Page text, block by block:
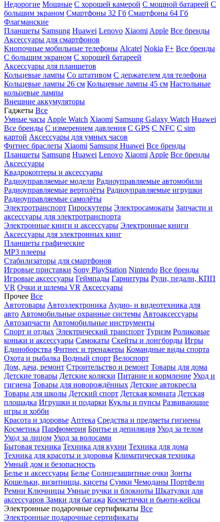
Недорогие Мощные С хорошей камерой С мощной батареей С
большим экраном Смартфоны 32 Гб Смартфоны 64 Гб
Флагманские
Планшеты Samsung Huawei Lenovo Xiaomi Apple Все бренды
Аксессуары для смартфонов
Кнопочные мобильные телефоны Alcatel Nokia F+ Все бренды
С большим экраном С хорошей батареей
Аксессуары для планшетов
Кольцевые лампы Со штативом C держателем для телефона
Кольцевые лампы 26 см Кольцевые лампы 45 см Настольные
кольцевые лампы
Внешние аккумуляторы
Гаджеты Все
Умные часы Apple Watch Xiaomi Samsung Galaxy Watch Huawei
Все бренды C измерением давления C GPS C NFC C sim
картой Аксессуары для умных часов
Фитнес браслеты Xiaomi Samsung Huawei Все бренды
Планшеты Samsung Huawei Lenovo Xiaomi Apple Все бренды
Аксессуары
Квадрокоптеры и аксессуары
Радиоуправляемые модели Радиоуправляемые автомобили
Радиоуправляемые вертолёты Радиоуправляемые игрушки
Радиоуправляемые самолёты
Электротранспорт Гироскутеры Электросамокаты Запчасти и
аксессуары для электротранспорта
Электронные книги и аксессуары Электронные книги
Аксессуары для электронных книг
Планшеты графические
MP3 плееры
Стабилизаторы для смартфонов
Игровые приставки Sony PlayStation Nintendo Все бренды
Игровые аксессуары Геймпады Гарнитуры Рули, педали, КПП
VR Очки и шлемы VR Аксессуары
Прочее Все
Автотовары Автоэлектроника Аудио- и видеотехника для
авто Автомобильные охранные системы Автоаксессуары
Автозапчасти Автомобильные инструменты
Спорт и отдых Электрический транспорт Туризм Роликовые
коньки и аксессуары Самокаты Скейты и лонгборды Игры
Единоборства Фитнес и тренажеры Командные виды спорта
Охота и рыбалка Водный спорт Велоспорт
Дом, дача, ремонт Строительство и ремонт Товары для дома
Детские товары Детские коляски Питание и кормление Уход и
гигиена Товары для новорождённых Детские автокресла
Товары для школы Детский спорт Детская комната Детская
площадка Игрушки и подарки Куклы и пупсы Развивающие
игры и хобби
Красота и здоровье Аптека Средства и предметы гигиены
Косметика Парфюмерия Бритье и депиляция Уход за телом
Уход за лицом Уход за волосами
Бытовая техника Техника для кухни Техника для дома
Техника для красоты и здоровья Климатическая техника
Умный дом и безопасность
Белье и аксессуары Белье Солнцезащитные очки Зонты
Кошельки, визитницы, кисеты Сумки Чемоданы Портфели
Ремни Ключницы Умные ручки и блокноты Шкатулки для
аксессуаров Замки для багажа Косметички и бьюти-кейсы
Электронные подарочные сертификаты Все
Электронные подарочные сертификаты